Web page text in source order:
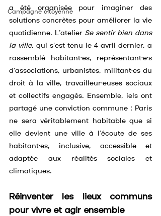
Campagne citoyenne
a été organisée pour imaginer des
solutions concrètes pour améliorer la vie
quotidienne. L’atelier Se sentir bien dans
la ville, qui s'est tenu le 4 avril dernier, a
rassemblé habitant·es, représentant·e·s
d'associations, urbanistes, militant·es du
droit à la ville, travailleur·euses sociaux
et collectifs engagés. Ensemble, iels ont
partagé une conviction commune : Paris
ne sera véritablement habitable que si
elle devient une ville à l’écoute de ses
habitant·es, inclusive, accessible et
adaptée aux réalités sociales et
climatiques.
Réinventer les lieux communs
pour vivre et agir ensemble